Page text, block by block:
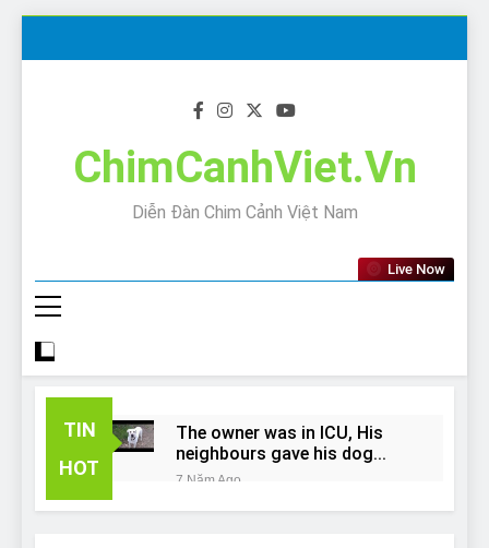
ChimCanhViet.Vn
Diễn Đàn Chim Cảnh Việt Nam
Live Now
TIN
HOT
The owner was in ICU, His
neighbours gave his dog
away!
7 Năm Ago